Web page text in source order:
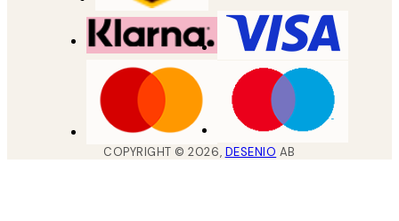
COPYRIGHT ©2026, DESENIO AB